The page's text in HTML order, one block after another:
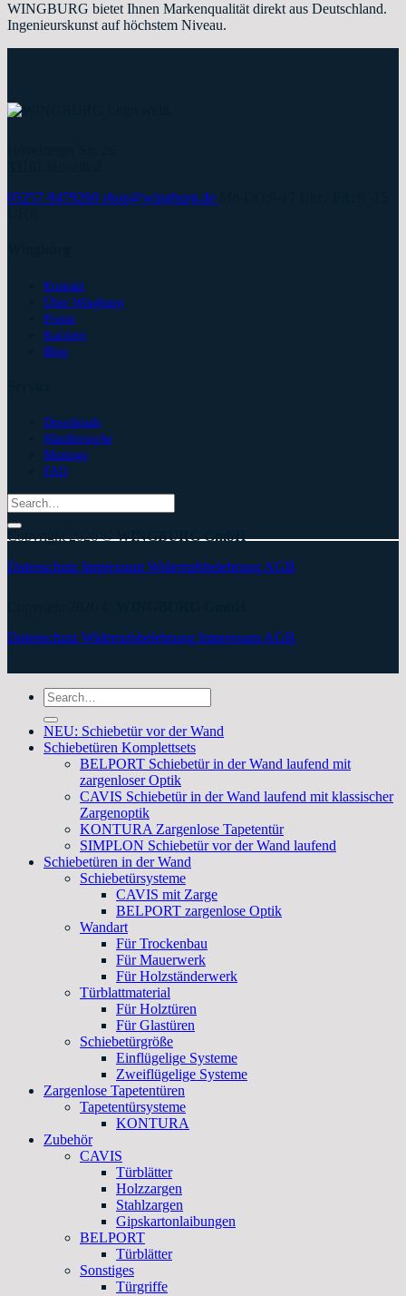
WINGBURG bietet Ihnen Markenqualität direkt aus Deutschland.
Ingenieurskunst auf höchstem Niveau.
05257-9479260 shop@wingburg.de
Kontakt
Über Wingburg
Presse
Karriere
Blog
Downloads
Händlersuche
Montage
FAQ
Search
for:
Copyright 2026 ©WINGBURG GmbH
Datenschutz Impressum Widerrufsbelehrung AGB
Datenschutz Widerrufsbelehrung Impressum AGB
Search
for:
NEU: Schiebetür vor der Wand
Schiebetüren Komplettsets
BELPORT Schiebetür in der Wand laufend mit
zargenloser Optik
CAVIS Schiebetür in der Wand laufend mit klassischer
Zargenoptik
KONTURA Zargenlose Tapetentür
SIMPLON Schiebetür vor der Wand laufend
Schiebetüren in der Wand
Schiebetürsysteme
CAVIS mit Zarge
BELPORT zargenlose Optik
Wandart
Für Trockenbau
Für Mauerwerk
Für Holzständerwerk
Türblattmaterial
Für Holztüren
Für Glastüren
Schiebetürgröße
Einflügelige Systeme
Zweiflügelige Systeme
Zargenlose Tapetentüren
Tapetentürsysteme
KONTURA
Zubehör
CAVIS
Türblätter
Holzzargen
Stahlzargen
Gipskartonlaibungen
BELPORT
Türblätter
Sonstiges
Türgriffe